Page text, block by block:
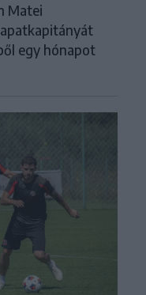
Matei
egy hónapot